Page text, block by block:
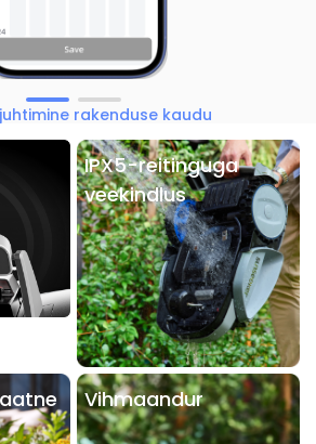
rakenduse kaudu
IPX5-reitinguga
veekindlus
Vihmaandur